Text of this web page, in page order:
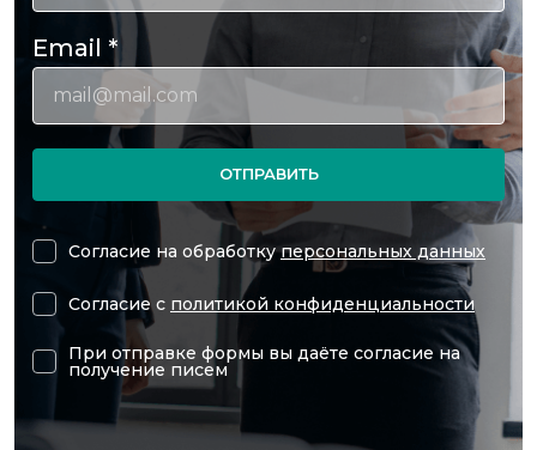
Email *
ОТПРАВИТЬ
Согласие на обработкуперсональных данных
Согласие с политикой конфиденциальности
При отправке формы вы даёте согласие на
получение писем